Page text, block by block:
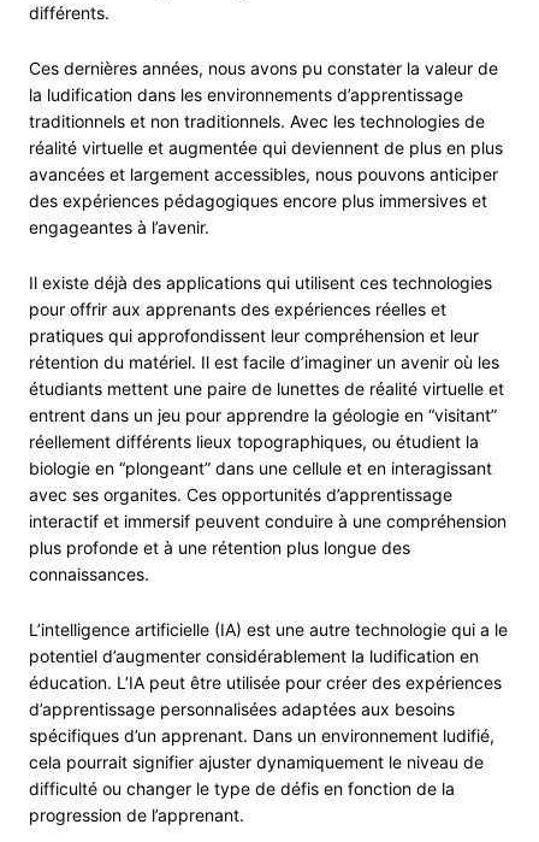
différents.
Ces dernières années, nous avons pu constater la valeur de
la ludification dans les environnements d’apprentissage
traditionnels et non traditionnels. Avec les technologies de
réalité virtuelle et augmentée qui deviennent de plus en plus
avancées et largement accessibles, nous pouvons anticiper
des expériences pédagogiques encore plus immersives et
engageantes à l’avenir.
Il existe déjà des applications qui utilisent ces technologies
pour offrir aux apprenants des expériences réelles et
pratiques qui approfondissent leur compréhension et leur
rétention du matériel. Il est facile d’imaginer un avenir où les
étudiants mettent une paire de lunettes de réalité virtuelle et
entrent dans un jeu pour apprendre la géologie en “visitant”
réellement différents lieux topographiques, ou étudient la
biologie en “plongeant” dans une cellule et en interagissant
avec ses organites. Ces opportunités d’apprentissage
interactif et immersif peuvent conduire à une compréhension
plus profonde et à une rétention plus longue des
connaissances.
L’intelligence artificielle (IA) est une autre technologie qui a le
potentiel d’augmenter considérablement la ludification en
éducation. L’IA peut être utilisée pour créer des expériences
d’apprentissage personnalisées adaptées aux besoins
spécifiques d’un apprenant. Dans un environnement ludifié,
cela pourrait signifier ajuster dynamiquement le niveau de
difficulté ou changer le type de défis en fonction de la
progression de l’apprenant.